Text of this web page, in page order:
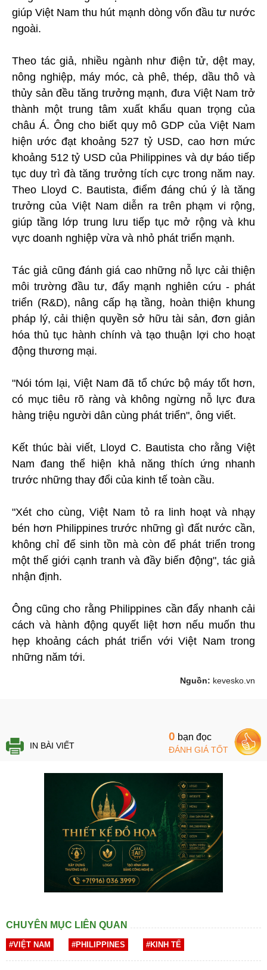
giúp Việt Nam thu hút mạnh dòng vốn đầu tư nước
ngoài.
Theo tác giả, nhiều ngành như điện tử, dệt may,
nông nghiệp, máy móc, cà phê, thép, dầu thô và
thủy sản đều tăng trưởng mạnh, đưa Việt Nam trở
thành một trung tâm xuất khẩu quan trọng của
châu Á. Ông cho biết quy mô GDP của Việt Nam
hiện ước đạt khoảng 527 tỷ USD, cao hơn mức
khoảng 512 tỷ USD của Philippines và dự báo tiếp
tục duy trì đà tăng trưởng tích cực trong năm nay.
Theo Lloyd C. Bautista, điểm đáng chú ý là tăng
trưởng của Việt Nam diễn ra trên phạm vi rộng,
giúp tầng lớp trung lưu tiếp tục mở rộng và khu
vực doanh nghiệp vừa và nhỏ phát triển mạnh.
Tác giả cũng đánh giá cao những nỗ lực cải thiện
môi trường đầu tư, đẩy mạnh nghiên cứu - phát
triển (R&D), nâng cấp hạ tầng, hoàn thiện khung
pháp lý, cải thiện quyền sở hữu tài sản, đơn giản
hóa thủ tục hành chính và tạo thuận lợi cho hoạt
động thương mại.
"Nói tóm lại, Việt Nam đã tổ chức bộ máy tốt hơn,
có mục tiêu rõ ràng và không ngừng nỗ lực đưa
hàng triệu người dân cùng phát triển", ông viết.
Kết thúc bài viết, Lloyd C. Bautista cho rằng Việt
Nam đang thể hiện khả năng thích ứng nhanh
trước những thay đổi của kinh tế toàn cầu.
"Xét cho cùng, Việt Nam tỏ ra linh hoạt và nhạy
bén hơn Philippines trước những gì đất nước cần,
không chỉ để sinh tồn mà còn để phát triển trong
một thế giới cạnh tranh và đầy biến động", tác giả
nhận định.
Ông cũng cho rằng Philippines cần đẩy nhanh cải
cách và hành động quyết liệt hơn nếu muốn thu
hẹp khoảng cách phát triển với Việt Nam trong
những năm tới.
Nguồn: kevesko.vn
IN BÀI VIẾT
0 bạn đọc
ĐÁNH GIÁ TỐT
CHUYÊN MỤC LIÊN QUAN
#VIỆT NAM #PHILIPPINES #KINH TẾ